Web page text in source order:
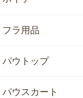
フラ用品
パウトップ
パウスカート